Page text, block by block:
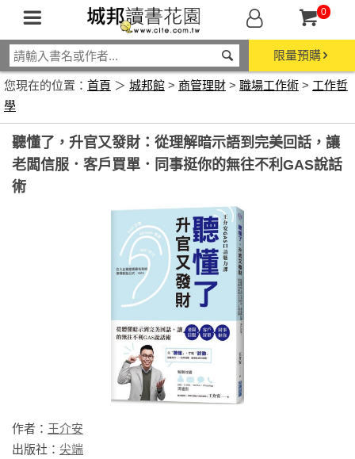
0
限量預購
您現在的位置： 首頁 ＞ 城邦館 > 商管理財 > 職場工作術 > 工作哲
學
聽懂了，升官又發財：從理解暗示語到完美回話，讓
老闆信服．客戶買單．同事挺你的無往不利GAS說話
術
作者： 王介安
出版社： 尖端